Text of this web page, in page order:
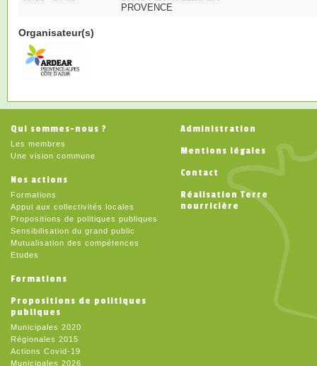
PROVENCE
Organisateur(s)
Qui sommes-nous ?
Les membres
Une vision commune
Nos actions
Formations
Appui aux collectivités locales
Propositions de politiques publiques
Sensibilisation du grand public
Mutualisation des compétences
Etudes
Formations
Propositions de politiques
publiques
Municipales 2020
Régionales 2015
Actions Covid-19
Municipales 2026
Administration
Mentions légales
Contact
Réalisation Terre
nourricière